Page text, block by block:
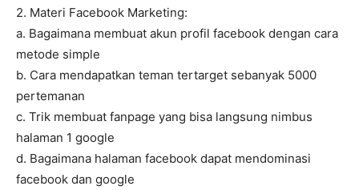
2. Materi Facebook Marketing:
a. Bagaimana membuat akun profil facebook dengan cara
metode simple
b. Cara mendapatkan teman tertarget sebanyak 5000
pertemanan
c. Trik membuat fanpage yang bisa langsung nimbus
halaman 1 google
d. Bagaimana halaman facebook dapat mendominasi
facebook dan google